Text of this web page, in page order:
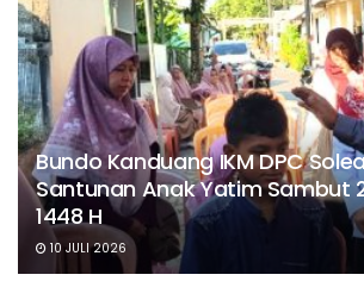
Bundo Kanduang IKM DPC
Santunan Anak Yatim Sambut
1448 H
10 JULI 2026